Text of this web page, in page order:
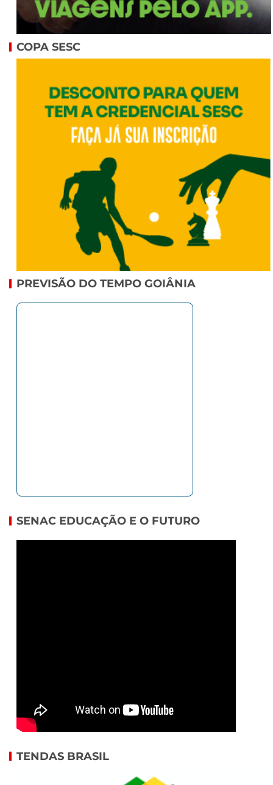
COPA SESC
PREVISÃO DO TEMPO GOIÂNIA
SENAC EDUCAÇÃO E O FUTURO
TENDAS BRASIL